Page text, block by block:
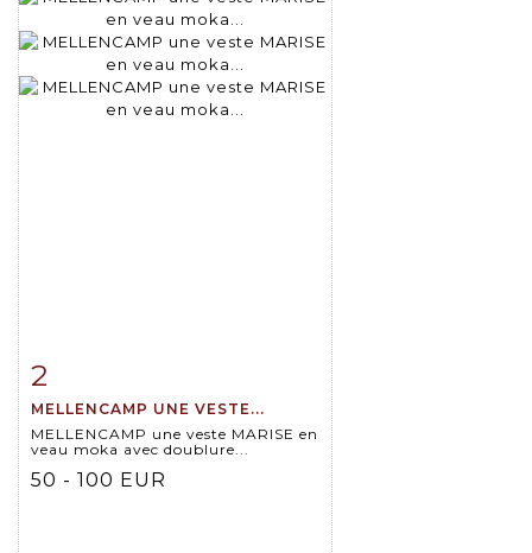
2
MELLENCAMP UNE VESTE...
MELLENCAMP une veste MARISE en
veau moka avec doublure...
50 - 100 EUR